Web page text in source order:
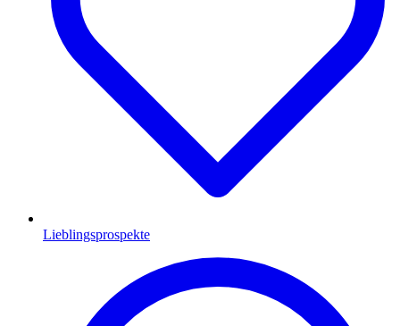
Lieblingsprospekte